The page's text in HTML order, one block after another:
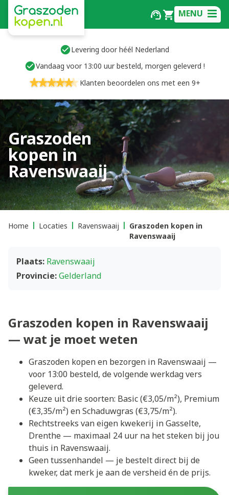
MENU
Levering door héél Nederland
Vandaag voor 13:00 uur besteld, morgen geleverd !
Klanten beoordelen ons met een 9+
Graszoden
kopen in
Ravenswaaij
Home Locaties Ravenswaaij
Graszoden kopen in
Ravenswaaij
Plaats: Ravenswaaij
Provincie:Gelderland
Graszoden kopen in Ravenswaaij
— wat je moet weten
Graszoden kopen en bezorgen in Ravenswaaij —
voor 13:00 besteld, de volgende werkdag vers
geleverd.
Keuze uit drie soorten: Basic (€3,05/m²), Premium
(€3,35/m²) en Schaduwgras (€3,75/m²).
Rechtstreeks van eigen kwekerij in Gasselte,
Drenthe — maximaal 24 uur na het steken bij jou
thuis in Ravenswaaij.
Geen tussenhandel — je bestelt direct bij de
kweker, dat merk je aan de versheid én de prijs.